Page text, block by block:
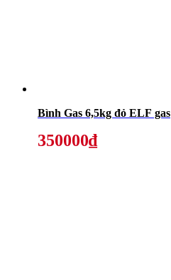
Bình Gas 6,5kg đỏ ELF gas
350000₫